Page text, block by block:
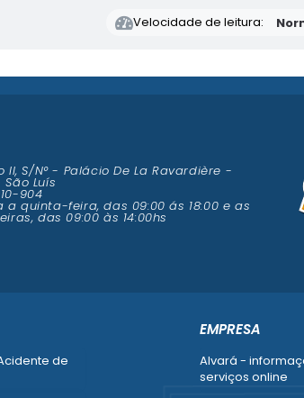
Velocidade de leitura:
de
EMPRESA
Alvará -
serviços online
II, S/N° - Palácio De La Ravardière -
Luís
904
a quinta-feira, das 09:00 ás 18:00 e as
das 09:00 às 14:00hs